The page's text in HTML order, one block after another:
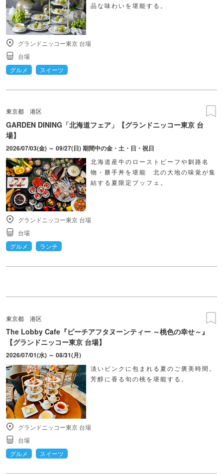
品な味わいを堪能する。
グランドニッコー東京 台場
台場
グルメ
スイーツ
東京都 港区
GARDEN DINING「北海道フェア」【グランドニッコー東京 台
場】
2026/07/03(金) ～ 09/27(日) 期間中の金・土・日・祝日
北海道産牛のローストビーフや釧路名
物・勝手丼を堪能 北の大地の味覚が集
結する夏限定ブッフェ。
グランドニッコー東京 台場
台場
グルメ
ランチ
東京都 港区
The Lobby Cafe『ピーチアフタヌーンティー ～桃色の幸せ～』
【グランドニッコー東京 台場】
2026/07/01(水) ～ 08/31(月)
淡いピンクに包まれる夏のご褒美時間。
芳醇に香る旬の桃を堪能する。
グランドニッコー東京 台場
台場
グルメ
スイーツ